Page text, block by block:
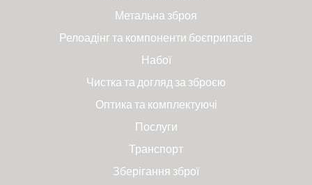
Метальна зброя
Релоадінг та компоненти боєприпасів
Набої
Чистка та догляд за зброєю
Оптика та комплектуючі
Послуги
Транспорт
Зберігання зброї